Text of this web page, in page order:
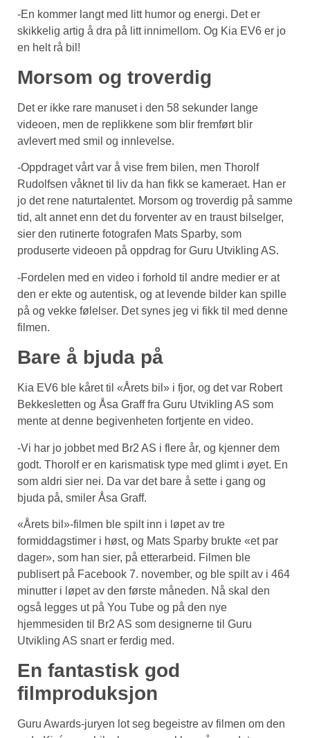
-En kommer langt med litt humor og energi. Det er
skikkelig artig å dra på litt innimellom. Og Kia EV6 er jo
en helt rå bil!
Morsom og troverdig
Det er ikke rare manuset i den 58 sekunder lange
videoen, men de replikkene som blir fremført blir
avlevert med smil og innlevelse.
-Oppdraget vårt var å vise frem bilen, men Thorolf
Rudolfsen våknet til liv da han fikk se kameraet. Han er
jo det rene naturtalentet. Morsom og troverdig på samme
tid, alt annet enn det du forventer av en traust bilselger,
sier den rutinerte fotografen Mats Sparby, som
produserte videoen på oppdrag for Guru Utvikling AS.
-Fordelen med en video i forhold til andre medier er at
den er ekte og autentisk, og at levende bilder kan spille
på og vekke følelser. Det synes jeg vi fikk til med denne
filmen.
Bare å bjuda på
Kia EV6 ble kåret til «Årets bil» i fjor, og det var Robert
Bekkesletten og Åsa Graff fra Guru Utvikling AS som
mente at denne begivenheten fortjente en video.
-Vi har jo jobbet med Br2 AS i flere år, og kjenner dem
godt. Thorolf er en karismatisk type med glimt i øyet. En
som aldri sier nei. Da var det bare å sette i gang og
bjuda på, smiler Åsa Graff.
«Årets bil»-filmen ble spilt inn i løpet av tre
formiddagstimer i høst, og Mats Sparby brukte «et par
dager», som han sier, på etterarbeid. Filmen ble
publisert på Facebook 7. november, og ble spilt av i 464
minutter i løpet av den første måneden. Nå skal den
også legges ut på You Tube og på den nye
hjemmesiden til Br2 AS som designerne til Guru
Utvikling AS snart er ferdig med.
En fantastisk god
filmproduksjon
Guru Awards-juryen lot seg begeistre av filmen om den